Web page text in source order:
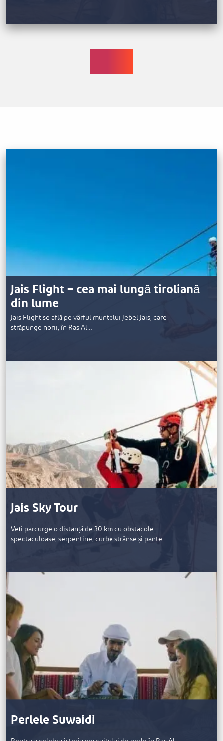
Jais Flight – cea mai lungă tiroliană
din lume
Jais Flight se află pe vârful muntelui Jebel Jais, care
străpunge norii, în Ras Al…
Jais Sky Tour
Veți parcurge o distanță de 30 km cu obstacole
spectaculoase, serpentine, curbe strânse și pante…
Perlele Suwaidi